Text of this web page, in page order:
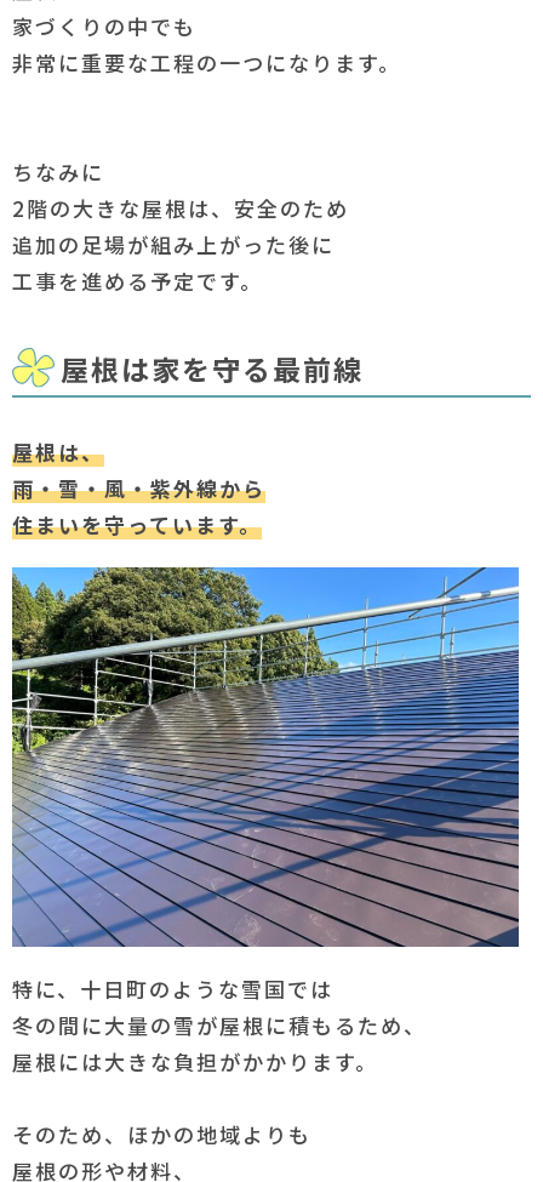
家づくりの中でも
非常に重要な工程の一つになります。
ちなみに
2階の大きな屋根は、安全のため
追加の足場が組み上がった後に
工事を進める予定です。
屋根は家を守る最前線
屋根は、
雨・雪・風・紫外線から
住まいを守っています。
特に、十日町のような雪国では
冬の間に大量の雪が屋根に積もるため、
屋根には大きな負担がかかります。
そのため、ほかの地域よりも
屋根の形や材料、